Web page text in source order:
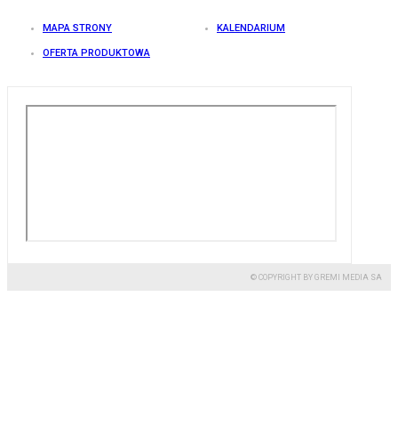
MAPA STRONY KALENDARIUM
OFERTA PRODUKTOWA
© COPYRIGHT BY GREMI MEDIA SA